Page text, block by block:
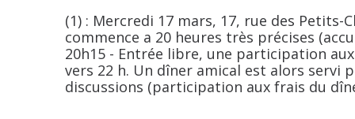
(1) : Mercredi 17 mars, 17, rue des Petits-
commence a 20 heures très précises
20h15 - Entrée libre, une participation
vers 22 h. Un dîner amical est alors servi
discussions (participation aux frais du